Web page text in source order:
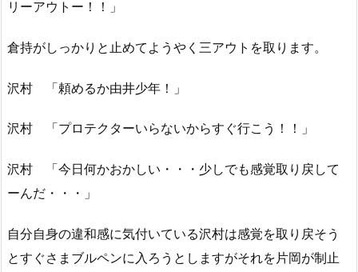
リーアウトー！！」
倉持がしっかりと止めてようやく三アウトを取ります。
沢村 「頼めるか由井少年！」
沢村 「プロテクターいらないからすぐ行こう！！」
沢村 「今日何かおかしい・・・少しでも感覚取り戻して
ーんだ・・・」
自分自身の違和感に気付いている沢村は感覚を取り戻そう
とすぐさまブルペンに入ろうとしますがそれを片岡が制止